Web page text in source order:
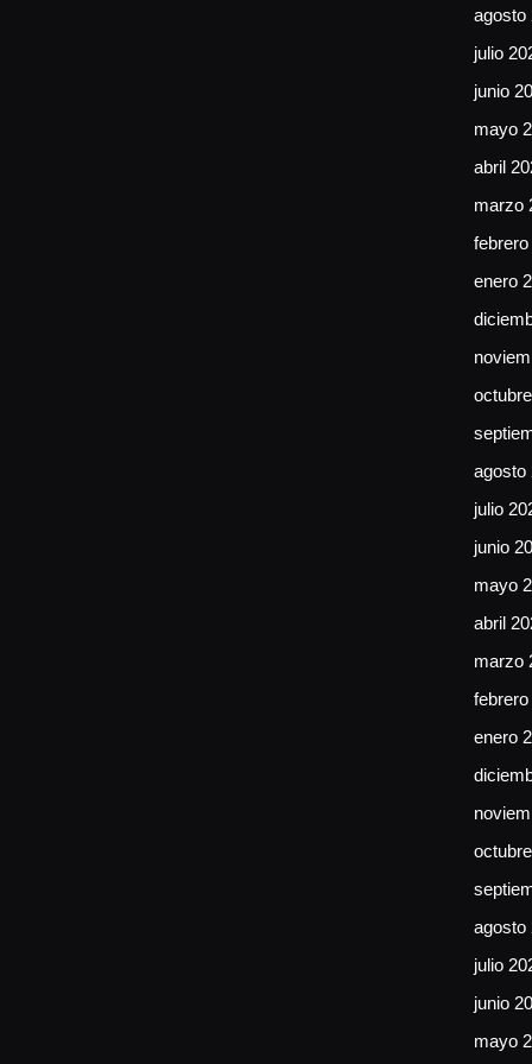
agosto
julio
junio
mayo
abril
marzo
enero
agosto
julio
junio
mayo
abril
marzo
enero
agosto
julio
junio
mayo